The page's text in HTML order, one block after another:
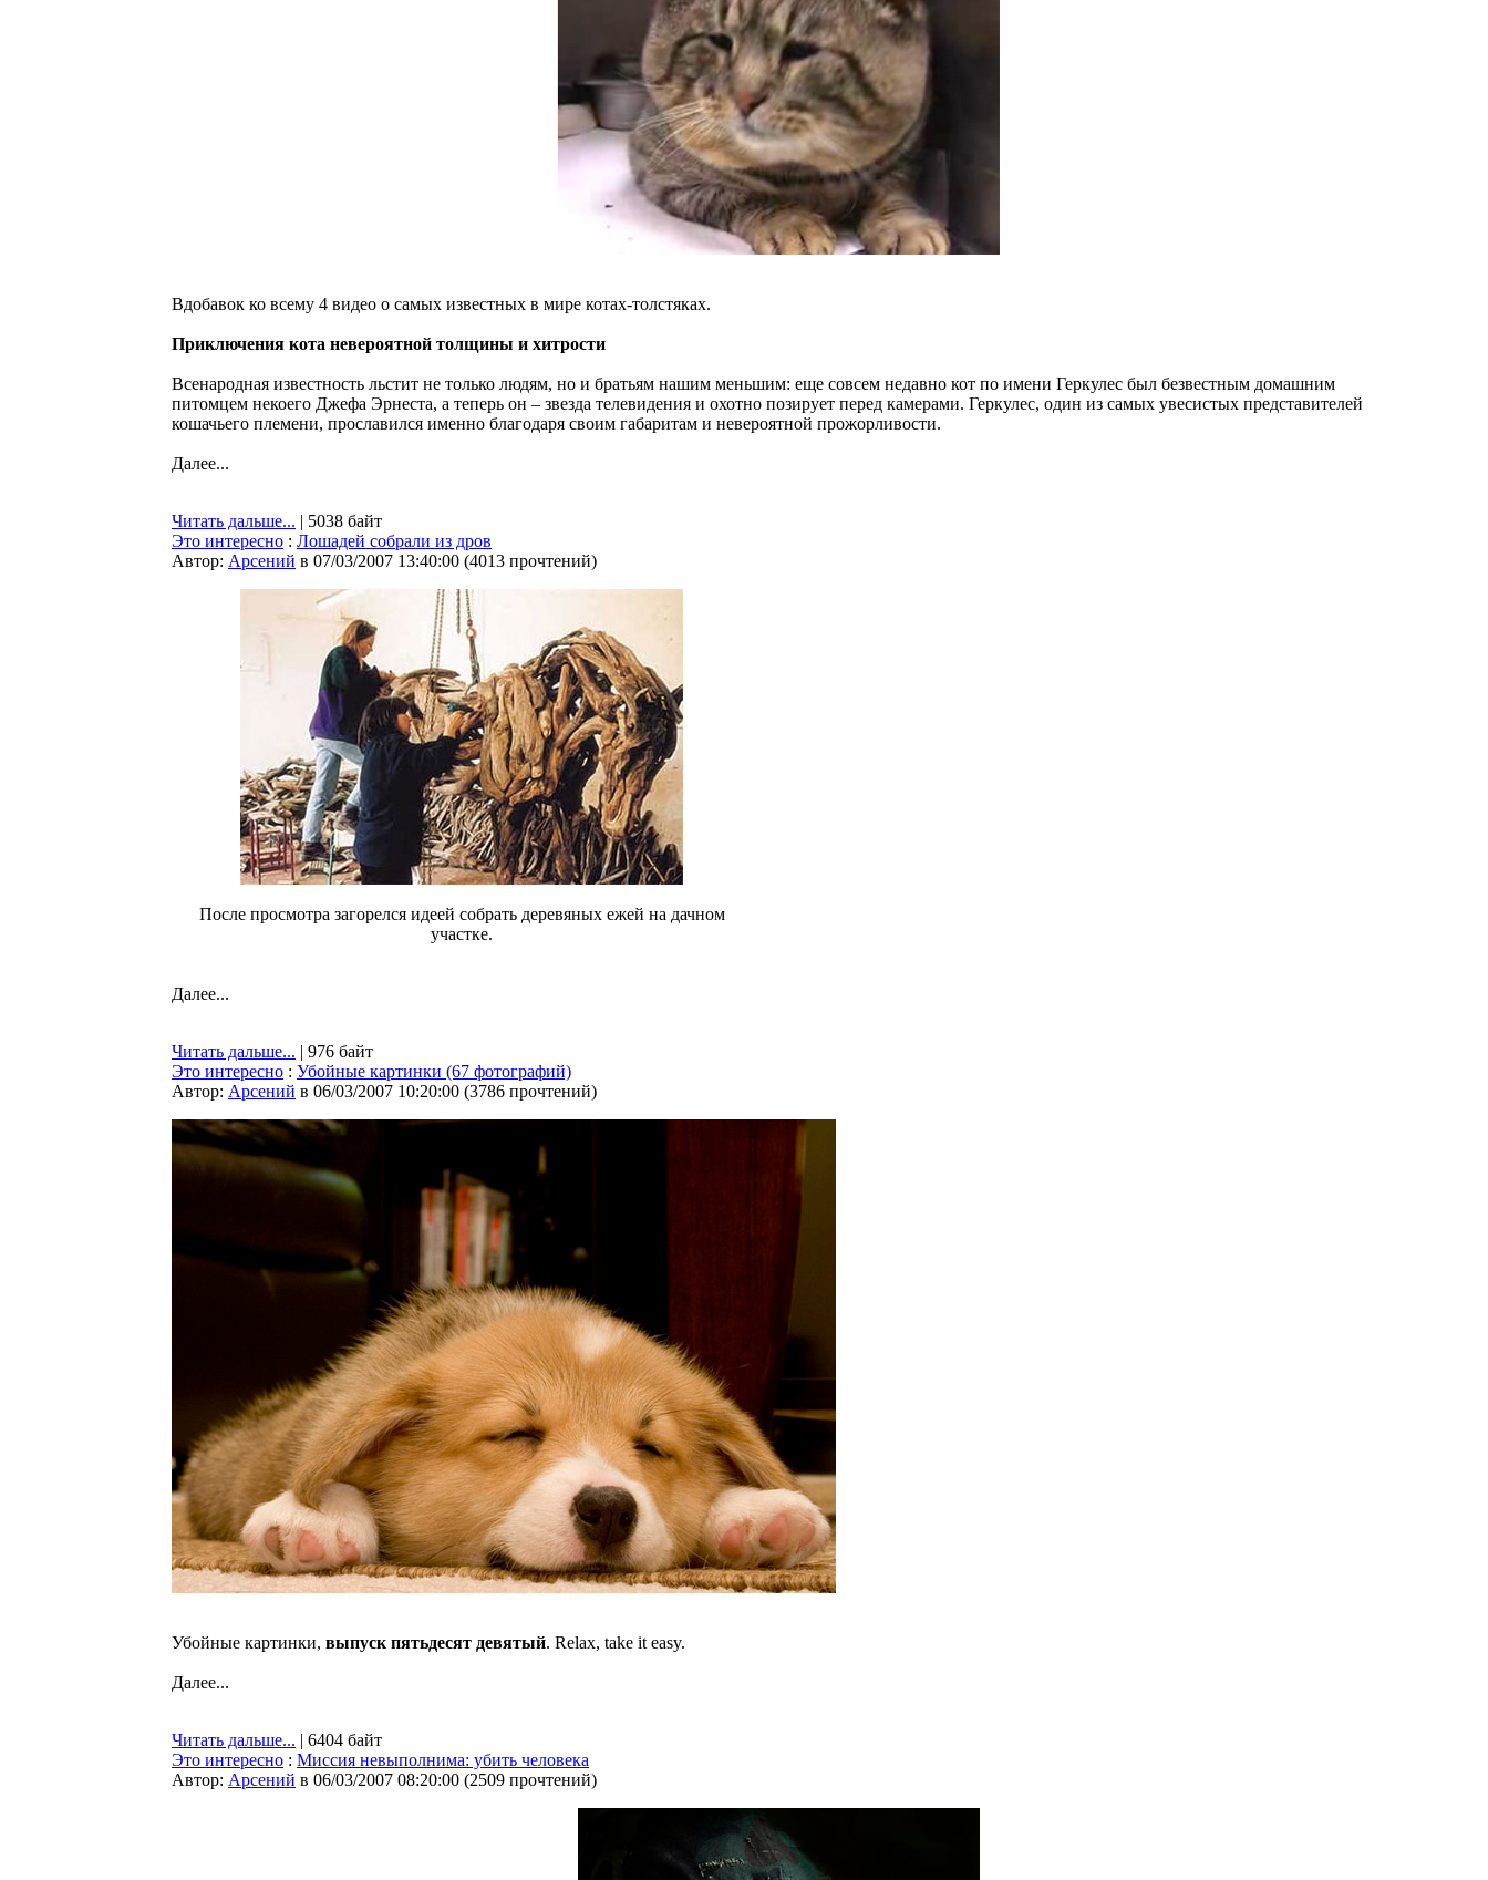
Вдобавок ко всему 4 видео о самых известных в мире котах-толстяках.
Приключения кота невероятной толщины и хитрости
Всенародная известность льстит не только людям, но и братьям нашим меньшим: еще совсем недавно кот по имени Геркулес был безвестным домашним
питомцем некоего Джефа Эрнеста, а теперь он – звезда телевидения и охотно позирует перед камерами. Геркулес, один из самых увесистых представителей
кошачьего племени, прославился именно благодаря своим габаритам и невероятной прожорливости.
Далее...
Читать дальше... | 5038 байт
Это интересно : Лошадей собрали из дров
Автор: Арсений в 07/03/2007 13:40:00 (4013 прочтений)
После просмотра загорелся идеей собрать деревяных ежей на дачном
участке.
Далее...
Читать дальше... | 976 байт
Это интересно : Убойные картинки (67 фотографий)
Автор: Арсений в 06/03/2007 10:20:00 (3786 прочтений)
Убойные картинки, выпуск пятьдесят девятый. Relax, take it easy.
Далее...
Читать дальше... | 6404 байт
Это интересно : Миссия невыполнима: убить человека
Автор: Арсений в 06/03/2007 08:20:00 (2509 прочтений)